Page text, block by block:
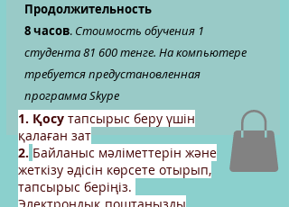
Продолжительность
8 часов. Стоимость обучения 1
студента 81 600 тенге. На компьютере
требуется предустановленная
программа Skype
1. Қосу тапсырыс беру үшін
қалаған зат
2. Байланыс мәліметтерін және
жеткізу әдісін көрсете отырып,
тапсырыс беріңіз.